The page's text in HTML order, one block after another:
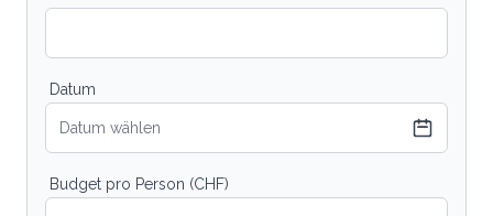
Datum
Datum wählen
Budget pro Person (CHF)